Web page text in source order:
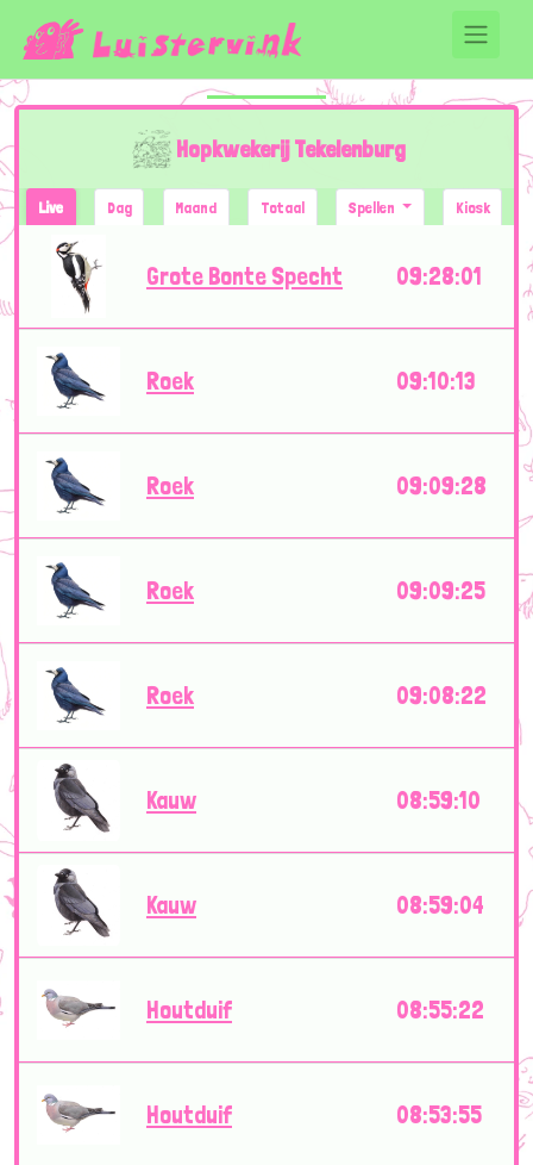
Hopkwekerij Tekelenburg
Live Dag Maand Totaal Spellen Kiosk
Grote Bonte Specht 09:28:01
Roek 09:10:13
Roek 09:09:28
Roek 09:09:25
Roek 09:08:22
Kauw 08:59:10
Kauw 08:59:04
Houtduif 08:55:22
Houtduif 08:53:55